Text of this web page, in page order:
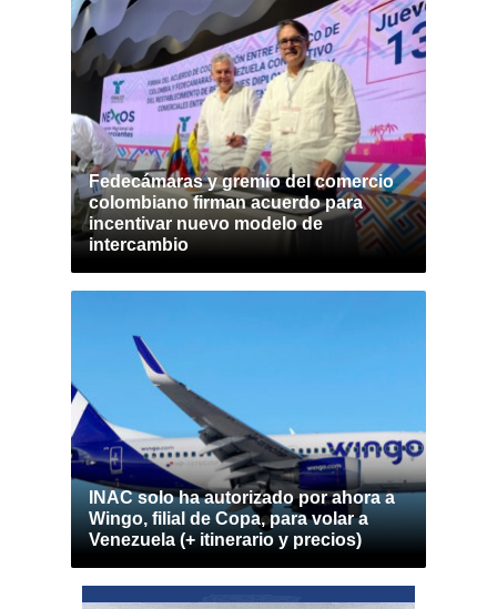
Fedecámaras y gremio del comercio
colombiano firman acuerdo para
incentivar nuevo modelo de
intercambio
INAC solo ha autorizado por ahora a
Wingo, filial de Copa, para volar a
Venezuela (+ itinerario y precios)